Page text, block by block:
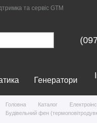
та сервіс GTM
Генератори
Головна Каталог
Будівельний фен